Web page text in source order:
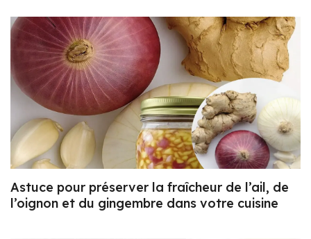
Astuce pour préserver la fraîcheur de l’ail, de
l’oignon et du gingembre dans votre cuisine